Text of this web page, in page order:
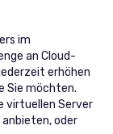
im
an Cloud-
erhöhen
Sie möchten.
virtuellen Server
anbieten, oder